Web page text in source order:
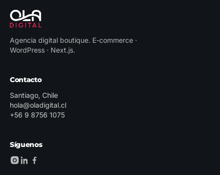
Agencia digital boutique. E-commerce ·
WordPress · Next.js.
Contacto
Santiago, Chile
hola@oladigital.cl
+56 9 8756 1075
Síguenos